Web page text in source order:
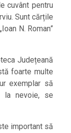
cuvânt pentru
Sunt cărțile
N. Roman”
Județeană
foarte multe
exemplar să
la nevoie, se
important să